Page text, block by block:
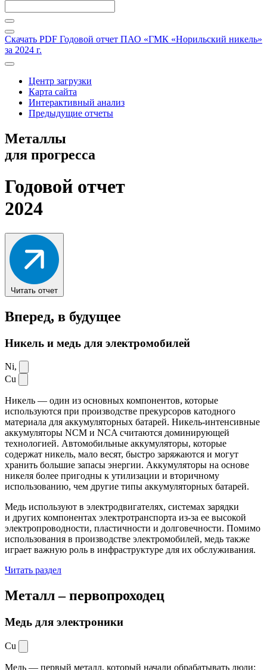
Скачать PDF Годовой отчет ПАО «ГМК «Норильский никель»
за 2024 г.
Центр загрузки
Карта сайта
Интерактивный анализ
Предыдущие отчеты
Металлы
для прогресса
Годовой отчет
2024
Читать отчет
Вперед, в будущее
Никель и медь для электромобилей
Ni,
Cu
Никель — один из основных компонентов, которые
используются при производстве прекурсоров катодного
материала для аккумуляторных батарей. Никель-интенсивные
аккумуляторы NCM и NCA считаются доминирующей
технологией. Автомобильные аккумуляторы, которые
содержат никель, мало весят, быстро заряжаются и могут
хранить большие запасы энергии. Аккумуляторы на основе
никеля более пригодны к утилизации и вторичному
использованию, чем другие типы аккумуляторных батарей.
Медь используют в электродвигателях, системах зарядки
и других компонентах электротранспорта из-за ее высокой
электропроводности, пластичности и долговечности. Помимо
использования в производстве электромобилей, медь также
играет важную роль в инфраструктуре для их обслуживания.
Читать раздел
Металл –первопроходец
Медь для электроники
Cu
Медь — первый металл, который начали обрабатывать люди: